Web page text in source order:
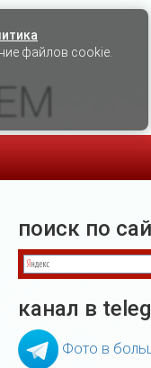
поиск по
канал в
Фото в
файлов cookie.